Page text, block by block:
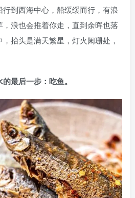
到西海中心，船缓缓而行，有浪
浪也会推着你走，直到余晖也落
抬头是满天繁星，灯火阑珊处，
最后一步：吃鱼。